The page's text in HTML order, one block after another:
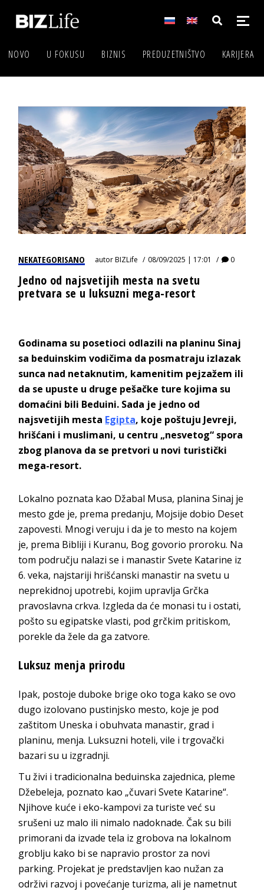
NOVO U FOKUSU BIZNIS PREDUZETNIŠTVO KARIJERA
NEKATEGORISANO autorBIZLife 08/09/2025 | 17:01 0
Jedno od najsvetijih mesta na svetu
pretvara se u luksuzni mega-resort
Godinama su posetioci odlazili na planinu Sinaj
sa beduinskim vodičima da posmatraju izlazak
sunca nad netaknutim, kamenitim pejzažem ili
da se upuste u druge pešačke ture kojima su
domaćini bili Beduini. Sada je jedno od
najsvetijih mesta Egipta, koje poštuju Jevreji,
hrišćani i muslimani, u centru „nesvetog“ spora
zbog planova da se pretvori u novi turistički
mega-resort.
Lokalno poznata kao Džabal Musa, planina Sinaj je
mesto gde je, prema predanju, Mojsije dobio Deset
zapovesti. Mnogi veruju i da je to mesto na kojem
je, prema Bibliji i Kuranu, Bog govorio proroku. Na
tom području nalazi se i manastir Svete Katarine iz
6. veka, najstariji hrišćanski manastir na svetu u
neprekidnoj upotrebi, kojim upravlja Grčka
pravoslavna crkva. Izgleda da će monasi tu i ostati,
pošto su egipatske vlasti, pod grčkim pritiskom,
porekle da žele da ga zatvore.
Luksuz menja prirodu
Ipak, postoje duboke brige oko toga kako se ovo
dugo izolovano pustinjsko mesto, koje je pod
zaštitom Uneska i obuhvata manastir, grad i
planinu, menja. Luksuzni hoteli, vile i trgovački
bazari su u izgradnji.
Tu živi i tradicionalna beduinska zajednica, pleme
Džebeleja, poznato kao „čuvari Svete Katarine“.
Njihove kuće i eko-kampovi za turiste već su
srušeni uz malo ili nimalo nadoknade. Čak su bili
primorani da izvade tela iz grobova na lokalnom
groblju kako bi se napravio prostor za novi
parking. Projekat je predstavljen kao nužan za
održivi razvoj i povećanje turizma, ali je nametnut